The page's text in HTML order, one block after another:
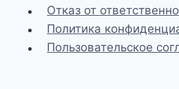
Отказ от
Политика
Пользовательское